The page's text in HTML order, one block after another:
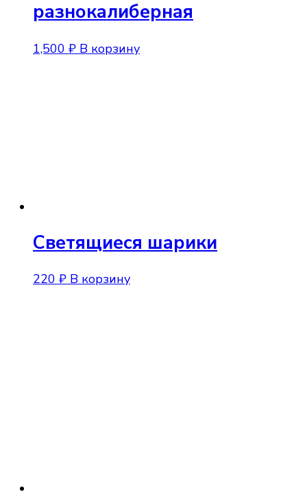
разнокалиберная
1,500 ₽ В корзину
Светящиеся шарики
220 ₽ В корзину